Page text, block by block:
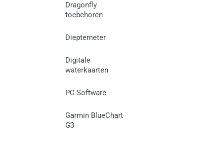
Dragonfly
toebehoren
Dieptemeter
Digitale
waterkaarten
PC Software
Garmin BlueChart
G3